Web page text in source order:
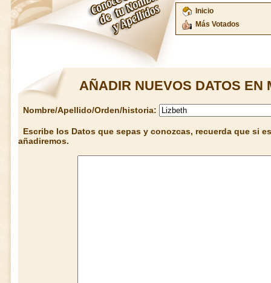
Inicio
Más Votados
AÑADIR NUEVOS DATOS EN
Nombre/Apellido/Orden/historia:
Escribe los Datos que sepas y conozcas, recuerda que si
añadiremos.